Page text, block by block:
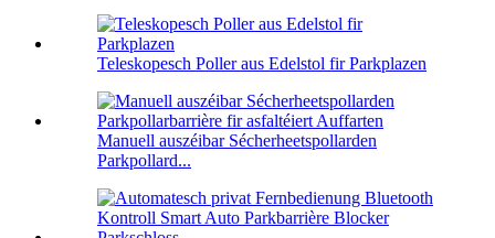
Teleskopesch Poller aus Edelstol fir Parkplazen
Manuell auszéibar Sécherheetspollarden
Parkpollard...